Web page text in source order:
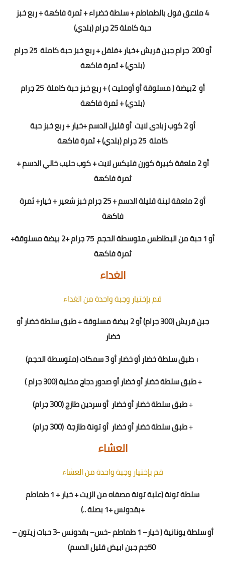
4 ملاعق فول بالطماطم + سلطة خضراء + ثمرة فاكهة
+ ربع خبز
حبة كاملة25جرام (بلدي)
أو 200
جرام جبن قريش +خيار +فلفل+ربع خبز حبة كاملة 25 جرام
(بلدي) + ثمرة فاكهة
أو 2بيضة ( مسلوقة أو أومليت ) +ربع خبز حبة كاملة 25 جرام
(بلدي) + ثمرة فاكهة
أو2كوب زبادى لايت أو قليل الدسم +خيار +ربع خبز حبة
كاملة 25 جرام (بلدي) + ثمرة فاكهة
أو 2 ملعقة كبيرة كورن فليكس لايت + كوب حليب خالي الدسم +
ثمرة فاكهة
أو 2 ملعقة لبنة قليلة الدسم + 25 جرام خبز شعير + خيار+ ثمرة
فاكهة
أو 1 حبة منالبطاطس متوسطة الحجم 75 جرام + 2بيضة مسلوقة+
ثمرة فاكهة
الغداء
قم بإختيار وجبة واحدة من الغداء
جبن قريش (300 جرام) أو 2 بيضة مسلوقة
+طبق سلطة خضار أو
خضار
+طبق سلطة خضار أو خضارأو 3 سمكات (متوسطة الحجم)
+طبق سلطة خضار أو خضارأوصدور دجاج مخلية (300 جرام )
+طبق سلطة خضار أو خضار أو سردين طازج (300 جرام)
+طبق سلطة خضار أو خضار أو تونة طازجة (300 جرام)
العشاء
قم بإختيار وجبة واحدة من العشاء
سلطة تونة (علبة تونة مصفاه من الزيت + خيار + 1 طماطم
+بقدونس +1 بصلة ..)
أو سلطة يونانية(خيار–1 طماطم -خس– بقدونس -3حبات زيتون –
50جم جبن ابيض قليل الدسم)